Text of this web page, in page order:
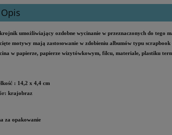
Opis
umożliwiający ozdobne wycinanie w przeznaczonych do tego
motywy mają zastosowanie w zdobieniu albumów typu
w papierze, papierze wizytówkowym, filcu, materiale, plastiku
: 14,2 x 4,4 cm
krajobraz
za opakowanie